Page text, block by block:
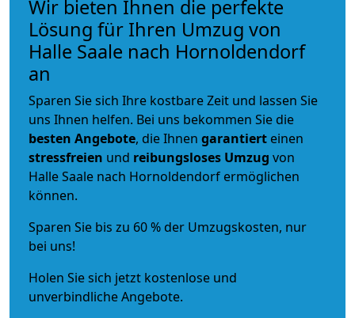
Wir bieten Ihnen die perfekte
Lösung für Ihren Umzug von
Halle Saale nach Hornoldendorf
an
Sparen Sie sich Ihre kostbare Zeit und lassen Sie
uns Ihnen helfen. Bei uns bekommen Sie die
besten Angebote, die Ihnen garantiert einen
stressfreien und reibungsloses Umzug von
Halle Saale nach Hornoldendorf ermöglichen
können.
Sparen Sie bis zu 60 % der Umzugskosten, nur
bei uns!
Holen Sie sich jetzt kostenlose und
unverbindliche Angebote.